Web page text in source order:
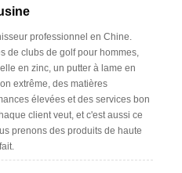
professionnel en Chine.
de clubs de golf pour hommes,
en zinc, un putter à lame en
extrême, des matières
élevées et des services bon
client veut, et c'est aussi ce
prenons des produits de haute